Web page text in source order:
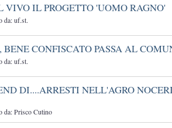
VIVO IL PROGETTO 'UOMO RAGNO'
da: uf.st.
CONFISCATO PASSA AL
da: uf.st.
DI....ARRESTI NELL'AGRO
da: Prisco Cutino